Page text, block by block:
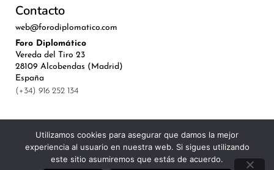
Contacto
web@forodiplomatico.com
Foro Diplomático
Vereda del Tiro 23
28109 Alcobendas (Madrid)
España
(+34) 916 252 134
©Royal Lis Spain 2024
Utilizamos cookies para asegurar que damos la mejor
experiencia al usuario en nuestra web. Si sigues utilizando
este sitio asumiremos que estás de acuerdo.